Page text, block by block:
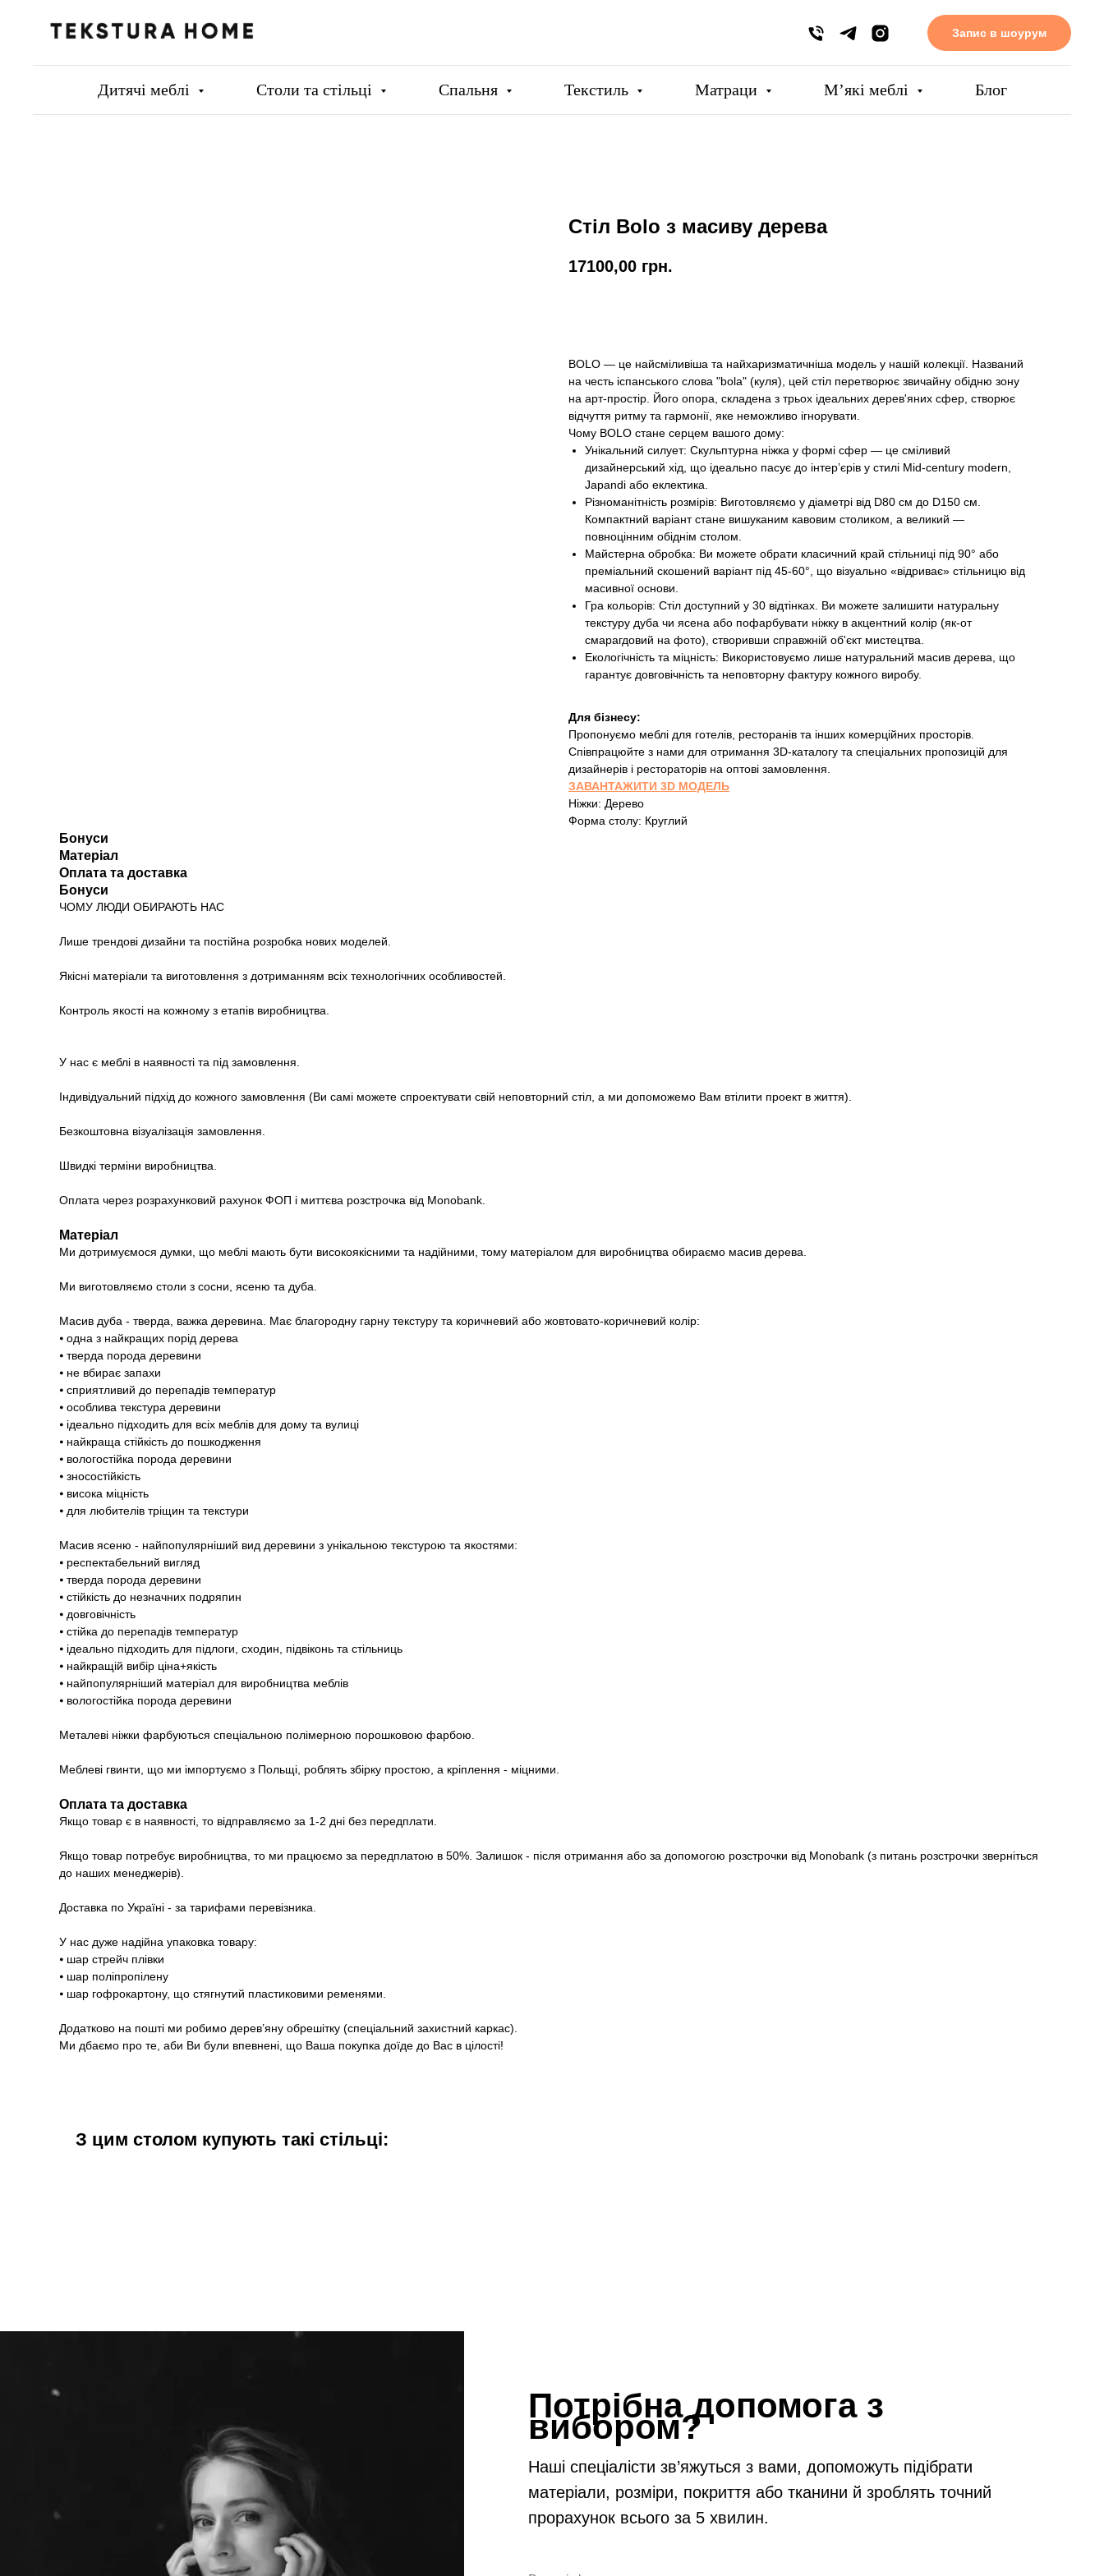
Запис в шоурум
Дитячі меблі Столи та стільці Спальня Текстиль Матраци Мʼякі меблі Блог
Стіл Bolo з масиву дерева
17100,00 грн.
BOLO — це найсміливіша та найхаризматичніша модель у нашій колекції. Названий
на честь іспанського слова "bola" (куля), цей стіл перетворює звичайну обідню зону
на арт-простір. Його опора, складена з трьох ідеальних дерев'яних сфер, створює
відчуття ритму та гармонії, яке неможливо ігнорувати.
Чому BOLO стане серцем вашого дому:
Унікальний силует: Скульптурна ніжка у формі сфер — це сміливий
дизайнерський хід, що ідеально пасує до інтер’єрів у стилі Mid-century modern,
Japandi або еклектика.
Різноманітність розмірів: Виготовляємо у діаметрі від D80 см до D150 см.
Компактний варіант стане вишуканим кавовим столиком, а великий —
повноцінним обіднім столом.
Майстерна обробка: Ви можете обрати класичний край стільниці під 90° або
преміальний скошений варіант під 45-60°, що візуально «відриває» стільницю від
масивної основи.
Гра кольорів: Стіл доступний у 30 відтінках. Ви можете залишити натуральну
текстуру дуба чи ясена або пофарбувати ніжку в акцентний колір (як-от
смарагдовий на фото), створивши справжній об'єкт мистецтва.
Екологічність та міцність: Використовуємо лише натуральний масив дерева, що
гарантує довговічність та неповторну фактуру кожного виробу.
Для бізнесу:
Пропонуємо меблі для готелів, ресторанів та інших комерційних просторів.
Співпрацюйте з нами для отримання 3D-каталогу та спеціальних пропозицій для
дизайнерів і рестораторів на оптові замовлення.
ЗАВАНТАЖИТИ 3D МОДЕЛЬ
Ніжки: Дерево
Форма столу: Круглий
Бонуси
Матеріал
Оплата та доставка
Бонуси
ЧОМУ ЛЮДИ ОБИРАЮТЬ НАС
Лише трендові дизайни та постійна розробка нових моделей.
Якісні матеріали та виготовлення з дотриманням всіх технологічних особливостей.
Контроль якості на кожному з етапів виробництва.
У нас є меблі в наявності та під замовлення.
Індивідуальний підхід до кожного замовлення (Ви самі можете спроектувати свій неповторний стіл, а ми допоможемо Вам втілити проект в життя).
Безкоштовна візуалізація замовлення.
Швидкі терміни виробництва.
Оплата через розрахунковий рахунок ФОП і миттєва розстрочка від Monobank.
Матеріал
Ми дотримуємося думки, що меблі мають бути високоякісними та надійними, тому матеріалом для виробництва обираємо масив дерева.
Ми виготовляємо столи з сосни, ясеню та дуба.
Масив дуба - тверда, важка деревина. Має благородну гарну текстуру та коричневий або жовтовато-коричневий колір:
⦁ одна з найкращих порід дерева
⦁ тверда порода деревини
⦁ не вбирає запахи
⦁ сприятливий до перепадів температур
⦁ особлива текстура деревини
⦁ ідеально підходить для всіх меблів для дому та вулиці
⦁ найкраща стійкість до пошкодження
⦁ вологостійка порода деревини
⦁ зносостійкість
⦁ висока міцність
⦁ для любителів тріщин та текстури
Масив ясеню - найпопулярніший вид деревини з унікальною текстурою та якостями:
⦁ респектабельний вигляд
⦁ тверда порода деревини
⦁ стійкість до незначних подряпин
⦁ довговічність
⦁ стійка до перепадів температур
⦁ ідеально підходить для підлоги, сходин, підвіконь та стільниць
⦁ найкращій вибір ціна+якість
⦁ найпопулярніший матеріал для виробництва меблів
⦁ вологостійка порода деревини
Металеві ніжки фарбуються спеціальною полімерною порошковою фарбою.
Меблеві гвинти, що ми імпортуємо з Польщі, роблять збірку простою, а кріплення - міцними.
Оплата та доставка
Якщо товар є в наявності, то відправляємо за 1-2 дні без передплати.
Якщо товар потребує виробництва, то ми працюємо за передплатою в 50%. Залишок - після отримання або за допомогою розстрочки від Monobank (з питань розстрочки зверніться
до наших менеджерів).
Доставка по Україні - за тарифами перевізника.
У нас дуже надійна упаковка товару:
⦁ шар стрейч плівки
⦁ шар поліпропілену
⦁ шар гофрокартону, що стягнутий пластиковими ременями.
Додатково на пошті ми робимо дерев’яну обрешітку (спеціальний захистний каркас).
Ми дбаємо про те, аби Ви були впевнені, що Ваша покупка доїде до Вас в цілості!
З цим столом купують такі стільці:
Потрібна допомога з
вибором?
Наші спеціалісти зв’яжуться з вами, допоможуть підібрати
матеріали, розміри, покриття або тканини й зроблять точний
прорахунок всього за 5 хвилин.